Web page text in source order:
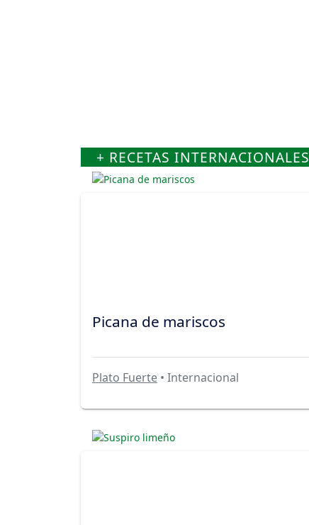
+ RECETAS INTERNACIONALES
Picana de mariscos
Plato Fuerte • Internacional